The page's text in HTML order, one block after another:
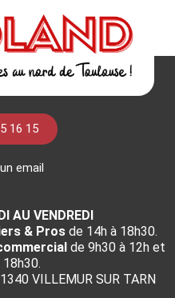
16 15
email
AU VENDREDI
& Pros de 14h à 18h30.
de 9h30 à 12h et
VILLEMUR SUR TARN